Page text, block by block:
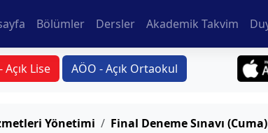
Bölümler Dersler Akademik Takvim
Açık Lise AÖO - Açık Ortaokul
Yönetimi Final Deneme Sınavı (Cuma)